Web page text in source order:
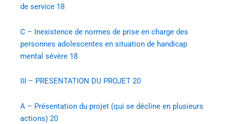
de service 18
C – Inexistence de normes de prise en charge des
personnes adolescentes en situation de handicap
mental sévère 18
III – PRESENTATION DU PROJET 20
A – Présentation du projet (qui se décline en plusieurs
actions) 20